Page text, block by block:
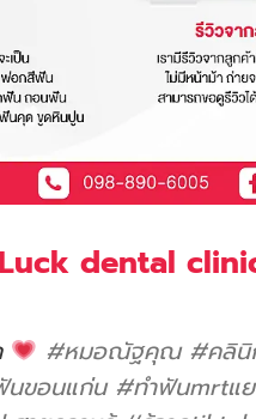
dental
#หมอณัฐคุณ #คลินิ
ขอนแก่น #ทําฟันmrtแ